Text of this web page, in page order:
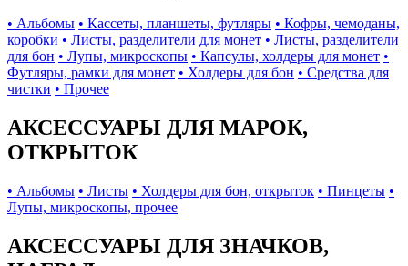
• Альбомы • Кассеты, планшеты, футляры • Кофры, чемоданы,
коробки • Листы, разделители для монет • Листы, разделители
для бон • Лупы, микроскопы • Капсулы, холдеры для монет •
Футляры, рамки для монет • Холдеры для бон • Средства для
чистки • Прочее
АКСЕССУАРЫ ДЛЯ МАРОК,
ОТКРЫТОК
• Альбомы • Листы • Холдеры для бон, открыток • Пинцеты •
Лупы, микроскопы, прочее
АКСЕССУАРЫ ДЛЯ ЗНАЧКОВ,